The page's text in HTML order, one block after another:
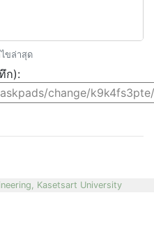
ขล่าสุด
ก):
Kasetsart University